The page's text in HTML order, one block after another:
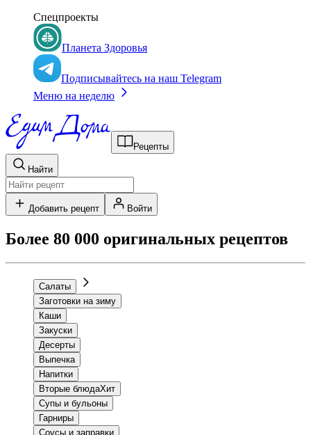
Спецпроекты
Планета Здоровья
Подписывайтесь на наш Telegram
Меню на неделю
Рецепты
Найти
Добавить рецепт Войти
Более 80 000 оригинальных рецептов
Салаты
Заготовки на зиму
Каши
Закуски
Десерты
Выпечка
Напитки
Вторые блюдаХит
Супы и бульоны
Гарниры
Соусы и заправки